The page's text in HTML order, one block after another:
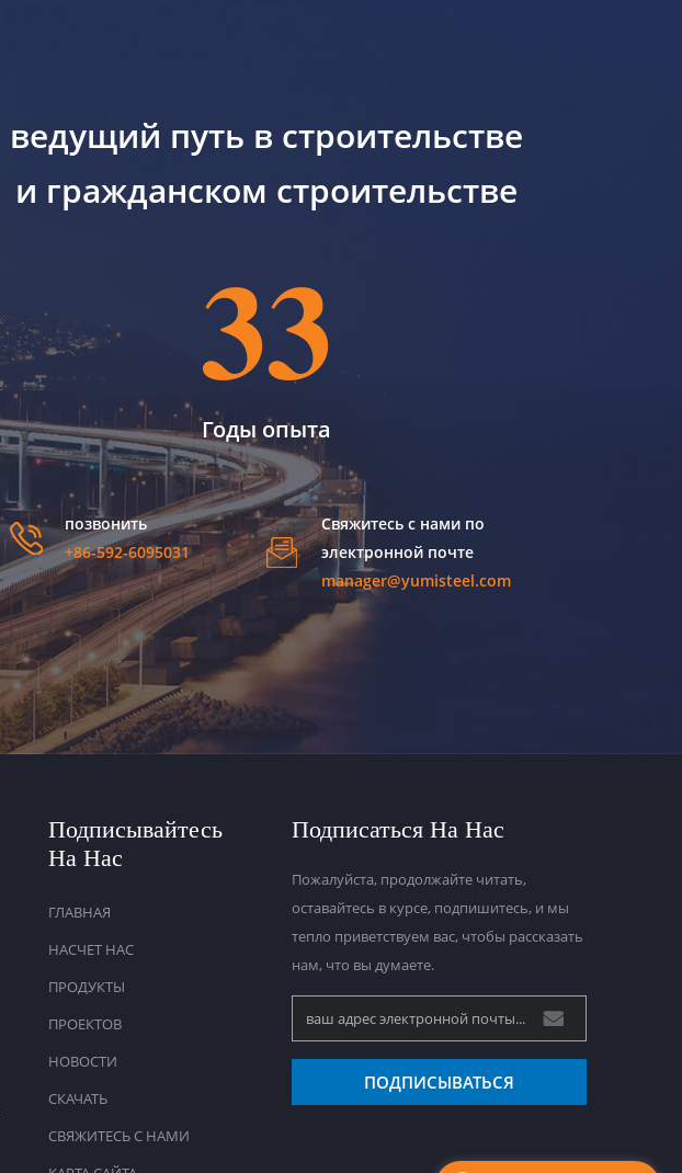
ведущий путь в строительстве
и гражданском строительстве
33
Годы опыта
позвонить
+86-592-6095031
Свяжитесь с нами по
электронной почте
manager@yumisteel.com
Подписывайтесь
На Нас
ГЛАВНАЯ
НАСЧЕТ НАС
ПРОДУКТЫ
ПРОЕКТОВ
НОВОСТИ
СКАЧАТЬ
СВЯЖИТЕСЬ С НАМИ
Подписаться На Нас
Пожалуйста, продолжайте читать,
оставайтесь в курсе, подпишитесь, и мы
тепло приветствуем вас, чтобы рассказать
нам, что вы думаете.
ПОДПИСЫВАТЬСЯ